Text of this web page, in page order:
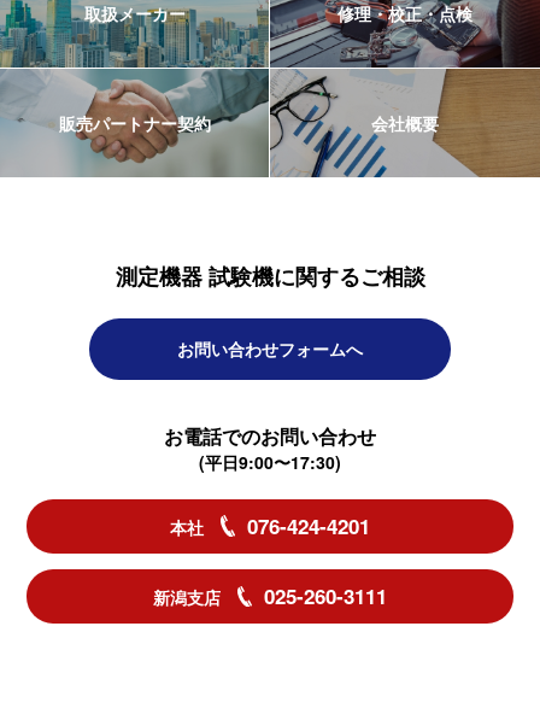
取扱メーカー 修理・校正・点検
販売パートナー契約 会社概要
測定機器 試験機に関するご相談
お問い合わせフォームへ
お電話でのお問い合わせ
(平日9:00〜17:30)
本社 076-424-4201
新潟支店 025-260-3111